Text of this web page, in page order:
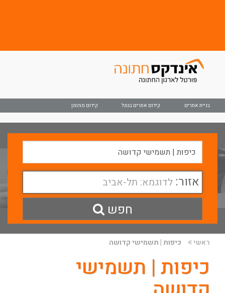
בניית אתרים קידום אתרים בגוגל קידום ממומן
אזור: לדוגמא: תל-אביב
חפש
ראשי כיפות | תשמישי קדושה
כיפות | תשמישי